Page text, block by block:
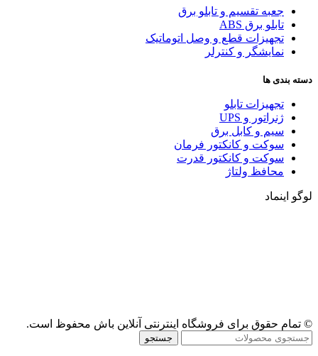
جعبه تقسیم و تابلو برق
تابلو برق ABS
تجهیزات قطع و وصل اتوماتیک
نمایشگر و کنترلر
دسته بندی ها
تجهیزات تابلو
ژنراتور و UPS
سیم و کابل برق
سوکت و کانکتور فرمان
سوکت و کانکتور قدرت
محافظ ولتاژ
لوگو اینماد
© تمام حقوق برای فروشگاه اینترنتی آنلاین باش محفوظ است.
جستجو